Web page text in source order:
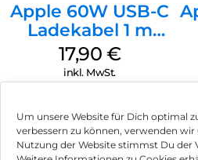
Um unsere Website für Dich optimal
verbessern zu können, verwenden
Nutzung der Website stimmst Du der
Apple 60W USB-C
Ladekabel 1 m
Weiß
17,90 €
inkl. MwSt.